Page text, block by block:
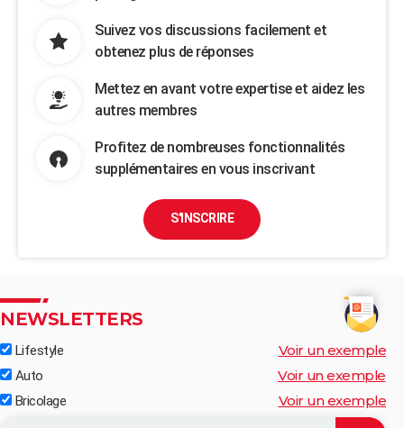
Suivez vos discussions facilement et
obtenez plus de réponses
Mettez en avant votre expertise et aidez les
autres membres
Profitez de nombreuses fonctionnalités
supplémentaires en vous inscrivant
S'INSCRIRE
NEWSLETTERS
Lifestyle Voir un exemple
Auto Voir un exemple
Bricolage Voir un exemple